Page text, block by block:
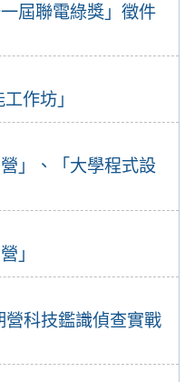
屆聯電綠獎」徵件
作坊」
」、「大學程式設
」
科技鑑識偵查實戰